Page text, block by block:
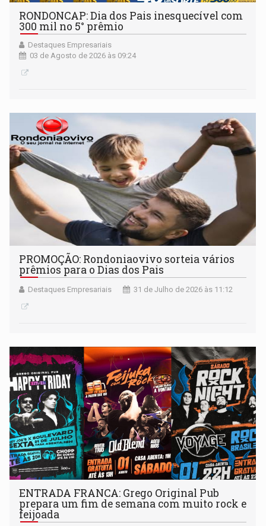
RONDONCAP: Dia dos Pais inesquecível com
300 mil no 5° prêmio
Destaques Empresariais
03 de Agosto de 2026 às 09:24
PROMOÇÃO: Rondoniaovivo sorteia vários
prêmios para o Dias dos Pais
Destaques Empresariais 31 de Julho de 2026 às 11:12
ENTRADA FRANCA: Grego Original Pub
prepara um fim de semana com muito rock e
feijoada